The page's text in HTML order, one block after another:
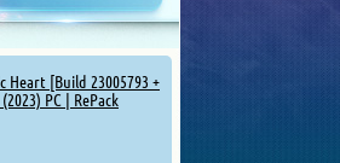
Heart [Build 23005793 +
PC | RePack